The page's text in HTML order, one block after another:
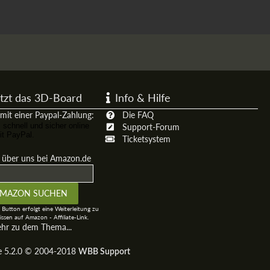
das 3D-Board
einer Paypal-Zahlung:
uns bei Amazon.de
erfolgt eine Weiterleitung zu
auf Amazon - Affiliate-Link.
zu dem Thema...
Info & Hilfe
Die FAQ
Support-Forum
Ticketsystem
5.2.0 © 2004-2018 WBB Support